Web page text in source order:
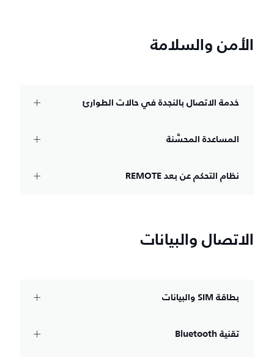
الأمن والسلامة
خدمة الاتصال بالنجدة في حالات الطوارئ
المساعدة المحسَّنة
نظام التحكم عن بعد REMOTE
الاتصال والبيانات
بطاقة SIM والبيانات
تقنية Bluetooth‏